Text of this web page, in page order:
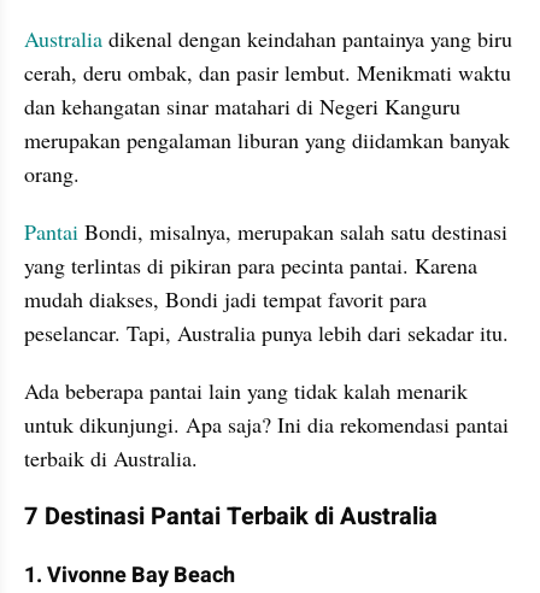
Australia dikenal dengan keindahan pantainya yang biru
cerah, deru ombak, dan pasir lembut. Menikmati waktu
dan kehangatan sinar matahari di Negeri Kanguru
merupakan pengalaman liburan yang diidamkan banyak
orang.
Pantai Bondi, misalnya, merupakan salah satu destinasi
yang terlintas di pikiran para pecinta pantai. Karena
mudah diakses, Bondi jadi tempat favorit para
peselancar. Tapi, Australia punya lebih dari sekadar itu.
Ada beberapa pantai lain yang tidak kalah menarik
untuk dikunjungi. Apa saja? Ini dia rekomendasi pantai
terbaik di Australia.
7 Destinasi Pantai Terbaik di Australia
1. Vivonne Bay Beach